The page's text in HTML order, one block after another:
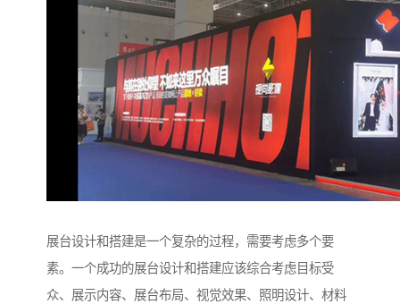
展台设计和搭建是一个复杂的过程，需要考虑多个要
素。一个成功的展台设计和搭建应该综合考虑目标受
众、展示内容、展台布局、视觉效果、照明设计、材料